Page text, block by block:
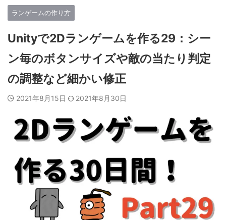
ランゲームの作り方
Unityで2Dランゲームを作る29：シー
ン毎のボタンサイズや敵の当たり判定
の調整など細かい修正
2021年8月15日 2021年8月30日